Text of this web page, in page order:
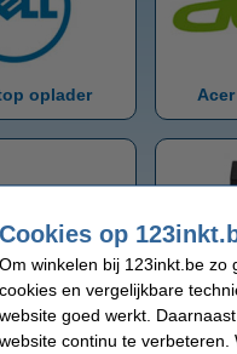
oplader
oplader
Cookies op
Om winkelen bij 123inkt.be zo
cookies en vergelijkbare
website goed werkt.
website continu te